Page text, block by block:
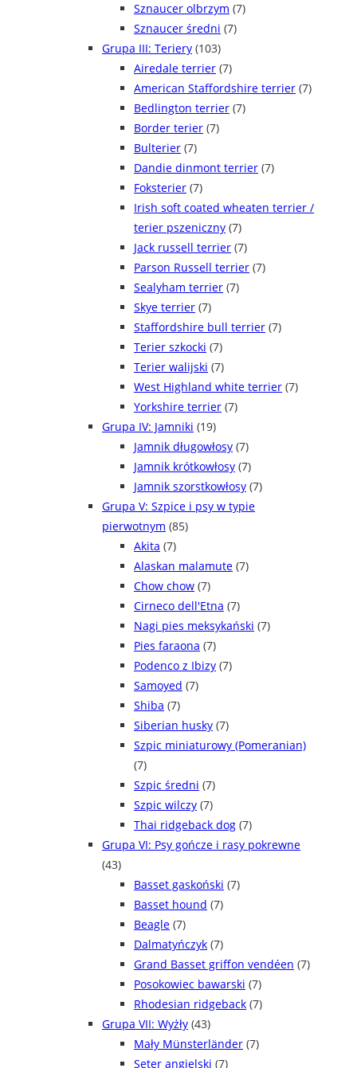
Sznaucer olbrzym (7)
Sznaucer średni (7)
Grupa III: Teriery (103)
Airedale terrier (7)
American Staffordshire terrier (7)
Bedlington terrier (7)
Border terier (7)
Bulterier (7)
Dandie dinmont terrier (7)
Foksterier (7)
Irish soft coated wheaten terrier /
terier pszeniczny (7)
Jack russell terrier (7)
Parson Russell terrier (7)
Sealyham terrier (7)
Skye terrier (7)
Staffordshire bull terrier (7)
Terier szkocki (7)
Terier walijski (7)
West Highland white terrier (7)
Yorkshire terrier (7)
Grupa IV: Jamniki (19)
Jamnik długowłosy (7)
Jamnik krótkowłosy (7)
Jamnik szorstkowłosy (7)
Grupa V: Szpice i psy w typie
pierwotnym (85)
Akita (7)
Alaskan malamute (7)
Chow chow (7)
Cirneco dell'Etna (7)
Nagi pies meksykański (7)
Pies faraona (7)
Podenco z Ibizy (7)
Samoyed (7)
Shiba (7)
Siberian husky (7)
Szpic miniaturowy (Pomeranian)
(7)
Szpic średni (7)
Szpic wilczy (7)
Thai ridgeback dog (7)
Grupa VI: Psy gończe i rasy pokrewne
(43)
Basset gaskoński (7)
Basset hound (7)
Beagle (7)
Dalmatyńczyk (7)
Grand Basset griffon vendéen (7)
Posokowiec bawarski (7)
Rhodesian ridgeback (7)
Grupa VII: Wyżły (43)
Mały Münsterländer (7)
Seter angielski (7)